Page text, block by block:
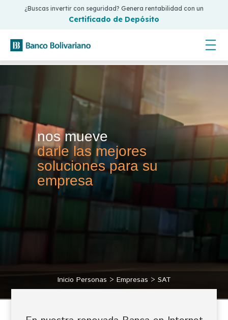
¿Buscas invertir con seguridad? Genera rentabilidad con un
Certificado de Depósito
nos mueve
darle las mejores
soluciones para su
empresa
Inicio Personas Empresas SAT